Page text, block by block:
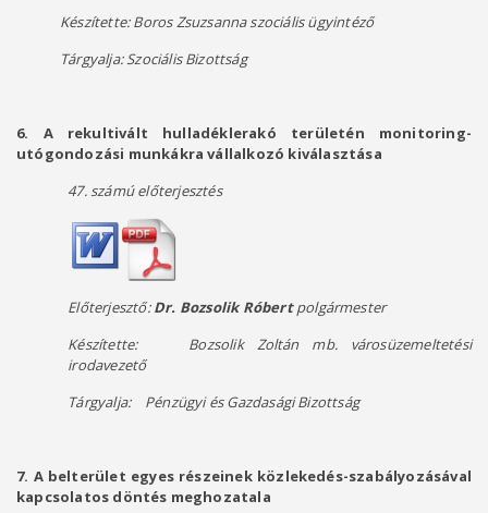
Készítette: Boros Zsuzsanna szociális ügyintéző
Tárgyalja: Szociális Bizottság
6. A rekultivált hulladéklerakó területén monitoring-
utógondozási munkákra vállalkozó kiválasztása
47. számú előterjesztés
Előterjesztő:Dr. Bozsolik Róbertpolgármester
Készítette:
Bozsolik Zoltán mb. városüzemeltetési
irodavezető
Tárgyalja: Pénzügyi és Gazdasági Bizottság
7. A belterület egyes részeinek közlekedés-szabályozásával
kapcsolatos döntés meghozatala